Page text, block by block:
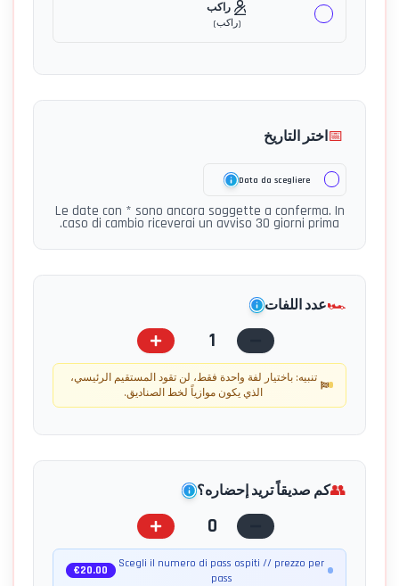
راكب
(راكب)
📅اختر التاريخ
Data da scegliere
Le date con * sono ancora soggette a conferma. In
caso di cambio riceverai un avviso 30 giorni prima.
🏎️عدد اللفات
1
تنبيه: باختيار لفة واحدة فقط، لن تقود المستقيم الرئيسي،
الذي يكون موازياً لخط الصناديق.
👥كم صديقاً تريد إحضاره؟
0
Scegli il numero di pass ospiti // prezzo per
pass
€20.00